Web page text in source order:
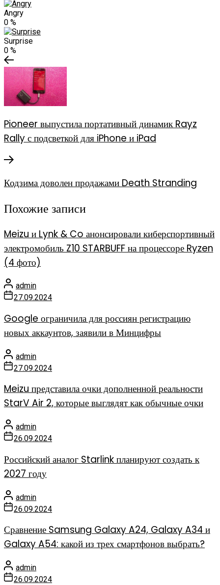
Angry
0 %
Surprise
0 %
Pioneer выпустила портативный динамик Rayz
Rally с подсветкой для iPhone и iPad
Кодзима доволен продажами Death Stranding
Похожие записи
Meizu и Lynk & Co анонсировали киберспортивный
электромобиль Z10 STARBUFF на процессоре Ryzen
(4 фото)
admin
27.09.2024
Google ограничила для россиян регистрацию
новых аккаунтов, заявили в Минцифры
admin
27.09.2024
Meizu представила очки дополненной реальности
StarV Air 2, которые выглядят как обычные очки
admin
26.09.2024
Российский аналог Starlink планируют создать к
2027 году
admin
26.09.2024
Сравнение Samsung Galaxy A24, Galaxy A34 и
Galaxy A54: какой из трех смартфонов выбрать?
admin
26.09.2024